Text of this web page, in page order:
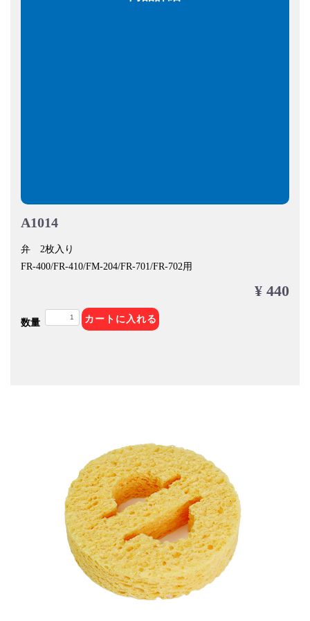
A1014
弁 2枚入り
FR-400/FR-410/FM-204/FR-701/FR-702用
¥ 440
数量 カートに入れる